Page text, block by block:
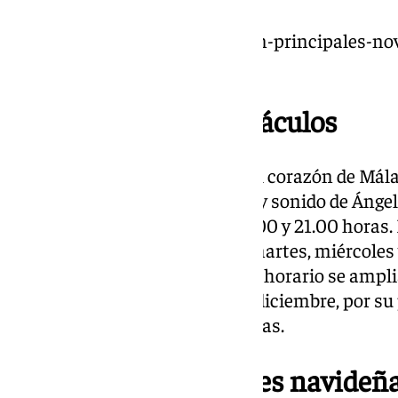
https://www.101tv.es/estas-son-principales-
Horario de los espectáculos
La arteria más emblemática del corazón de
diseño. El espectáculo de luces y sonido de
costumbre, será a las 18.30, 20.00 y 21.00
18.30 y 00.00 horas los lunes, martes,
sábados y vísperas de festivo, el horario se
madrugada. Los días 24 y 31 de diciembre, por
encendidas hasta las 06.00 horas.
Novedades de las luces